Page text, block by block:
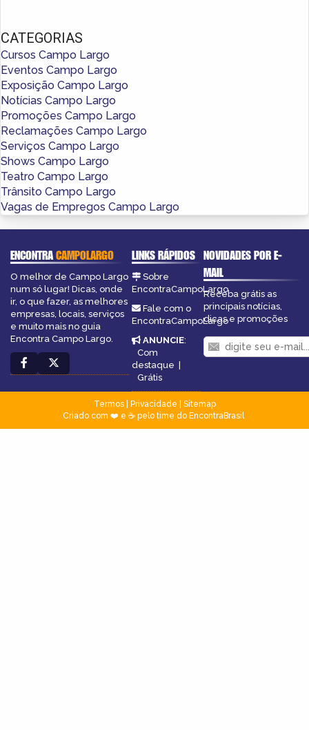
CATEGORIAS
Cursos Campo Largo
Eventos Campo Largo
Exposição Campo Largo
Notícias Campo Largo
Promoções Campo Largo
Reclamações Campo Largo
Serviços Campo Largo
Shows Campo Largo
Teatro Campo Largo
Trânsito Campo Largo
Vagas de Empregos Campo Largo
ENCONTRACAMPOLARGO
O melhor de Campo Largo
num só lugar! Dicas, onde
ir, o que fazer, as melhores
empresas, locais, serviços
e muito mais no guia
Encontra Campo Largo.
LINKS RÁPIDOS
Sobre
EncontraCampoLargo
Fale com o
EncontraCampoLargo
ANUNCIE:
Com
destaque
Grátis
NOVIDADES POR E-
MAIL
Receba grátis as
principais notícias,
dicas e promoções
Termos| Privacidade
Sitemap
Criado com ❤️ e ☕ pelo time do EncontraBrasil